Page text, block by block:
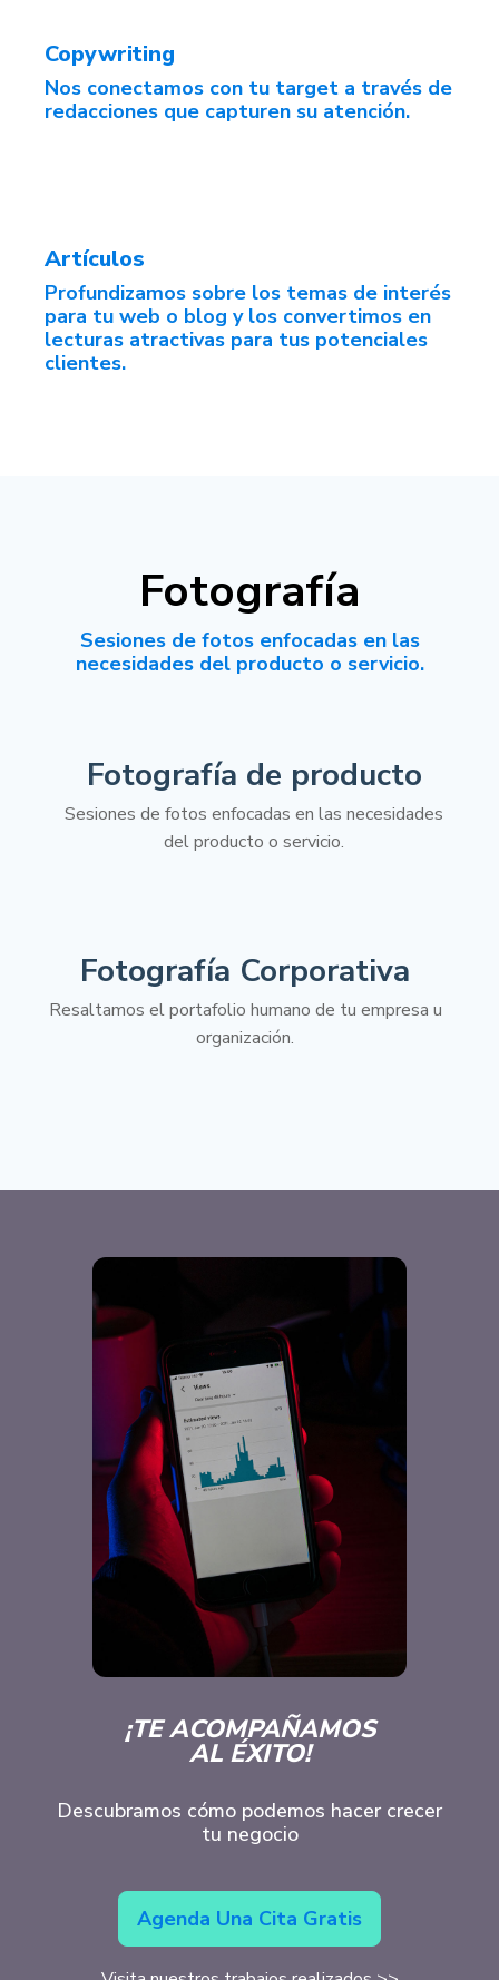
Copywriting
Nos conectamos con tu target a través de
redacciones que capturen su atención.
Artículos
Profundizamos sobre los temas de interés
para tu web o blog y los convertimos en
lecturas atractivas para tus potenciales
clientes.
Fotografía
Sesiones de fotos enfocadas en las
necesidades del producto o servicio.
Fotografía de producto
Sesiones de fotos enfocadas en las necesidades
del producto o servicio.
Fotografía Corporativa
Resaltamos el portafolio humano de tu empresa u
organización.
¡TE ACOMPAÑAMOS
AL ÉXITO!
Descubramos cómo podemos hacer crecer
tu negocio
Agenda Una Cita Gratis